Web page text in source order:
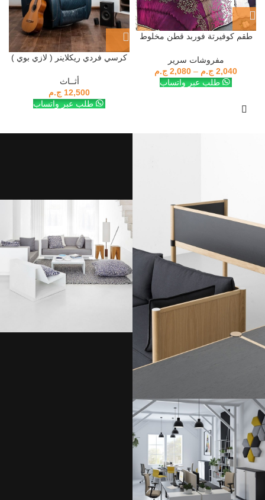
طقم كوفيرتة فوربد قطن مخلوط
مفروشات سرير
2,040 ج.م –
2,080 ج.م
طلب عبر واتساب
كرسي فردي ريكلاينر ( لازي بوي )
أثــاث
12,500 ج.م
طلب عبر واتساب